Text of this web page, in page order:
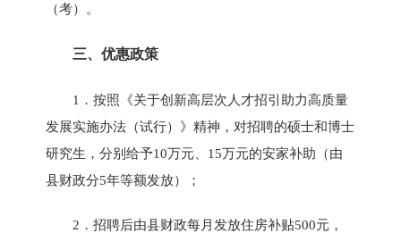
（考）。
三、优惠政策
1．按照《关于创新高层次人才招引助力高质量
发展实施办法（试行）》精神，对招聘的硕士和博士
研究生，分别给予10万元、15万元的安家补助（由
县财政分5年等额发放）；
2．招聘后由县财政每月发放住房补贴500元，